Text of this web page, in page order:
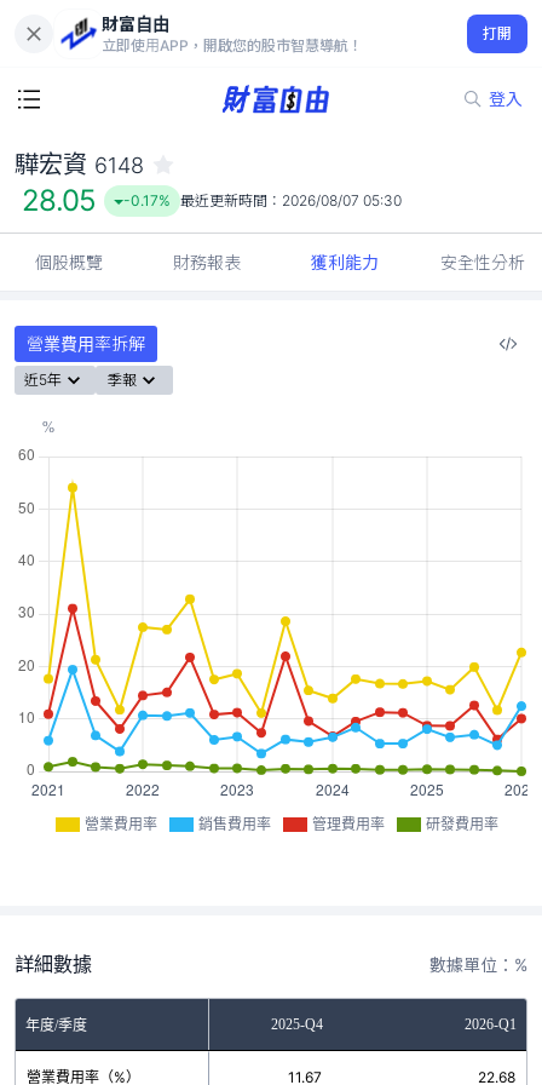
財富自由
立即使用APP，開啟您的股市智慧導航！
打開
登入
28.05
-0.17%
驊宏資 6148
28.05 -0.17% 最近更新時間： 2026/08/07 05:30
個股概覽 財務報表 獲利能力 安全性分析
營業費用率拆解
近5年 季報
營業費用率 銷售費用率 管理費用率 研發費用率
詳細數據 數據單位：%
年度/季度2025-Q3 2025-Q4 2026-Q1
營業費用率（%）
19.87 11.67 22.68